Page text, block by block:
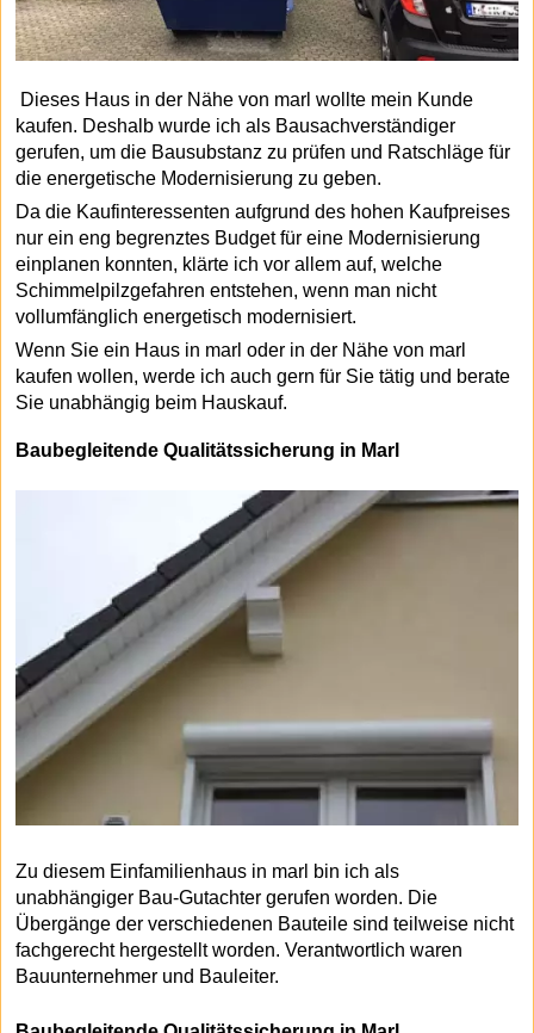
Dieses Haus in der Nähe von marl wollte mein Kunde
kaufen. Deshalb wurde ich als Bausachverständiger
gerufen, um die Bausubstanz zu prüfen und Ratschläge für
die energetische Modernisierung zu geben.
Da die Kaufinteressenten aufgrund des hohen Kaufpreises
nur ein eng begrenztes Budget für eine Modernisierung
einplanen konnten, klärte ich vor allem auf, welche
Schimmelpilzgefahren entstehen, wenn man nicht
vollumfänglich energetisch modernisiert.
Wenn Sie ein Haus in marl oder in der Nähe von marl
kaufen wollen, werde ich auch gern für Sie tätig und berate
Sie unabhängig beim Hauskauf.
Baubegleitende Qualitätssicherung in Marl
Zu diesem Einfamilienhaus in marl bin ich als
unabhängiger Bau-Gutachter gerufen worden. Die
Übergänge der verschiedenen Bauteile sind teilweise nicht
fachgerecht hergestellt worden. Verantwortlich waren
Bauunternehmer und Bauleiter.